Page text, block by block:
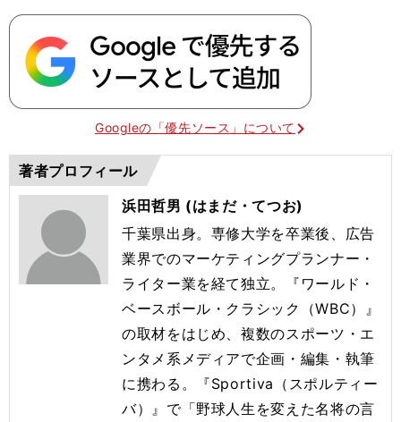
Googleの「優先ソース」について
著者プロフィール
浜田哲男 (はまだ・てつお)
千葉県出身。専修大学を卒業後、広告
業界でのマーケティングプランナー・
ライター業を経て独立。『ワールド・
ベースボール・クラシック（WBC）』
の取材をはじめ、複数のスポーツ・エ
ンタメ系メディアで企画・編集・執筆
に携わる。『Sportiva（スポルティー
バ）』で「野球人生を変えた名将の言